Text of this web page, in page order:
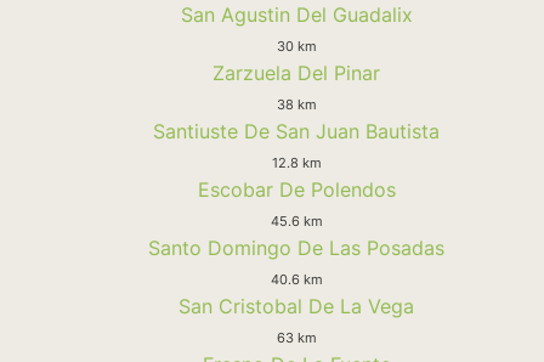
San Agustin Del Guadalix
30 km
Zarzuela Del Pinar
38 km
Santiuste De San Juan Bautista
12.8 km
Escobar De Polendos
45.6 km
Santo Domingo De Las Posadas
40.6 km
San Cristobal De La Vega
63 km